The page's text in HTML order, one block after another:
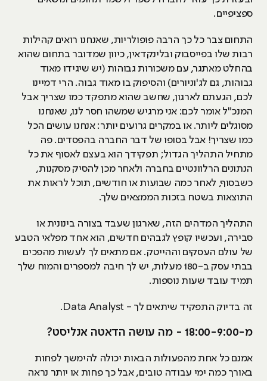
ספציפיים.
התחום צבר כל כך הרבה פופולריות, שאנחנו רואים קהילות
רבות שלו בפייסבוק ובלינקדאין, כיוון שמדובר בתחום שהוא
בהחלט מאתגר, עם משכורות גבוהות (יש שיגידו מאוד
גבוהות, גם לג'וניורים) והסיפוק בו מאוד גבוה. הרי דמיינו
לכם, הגעתם לארגון, שחשב שהוא מתפקד כמו שצריך אבל
המנכ"ל אומר לכם: אני מרגיש שמשהו חסר לנו, שאנחנו
מסוגלים ליותר. או במקרים גרועים יותר: אנחנו עושים הכל
כמו שצריך! אבל בסופו של דבר החברה בהפסדים. פה
מתחיל התהליך הגדול; תפקידך הוא בעצם לאסוף את כל
הנתונים הרלוונטיים בחברה ולאחר מכן להסיק מסקנות,
כשבסוף, לאחר כמה שבועות או חודשים, תוכל לראות את
התוצאות בשטח בזכות הממצאים שלך.
התהליך המדהים הזה, שארגון שעבד בצורה בינונית או
סבירה, ועכשיו קופץ לגבהים חדשים, הוא אחד מפלאי הטבע
של עולם העסקים וההייטק. אם מתאים לך לעשות מהפכים
בבתי עסק ב-180 מעלות, יש לך חיבה למספרים והמוח שלך
תמיד עובד שעות נוספות.
זה בדיוק התפקיד שיתאים לך - Data Analyst.
מ-18:00-9:00 - מה עושה הדאטה אנליסט?
אמנם כל אחת מהפעולות הבאות יכולה להימשך לפחות
באורך כמה ימי עבודה טובים, אבל כך פחות או יותר נראה